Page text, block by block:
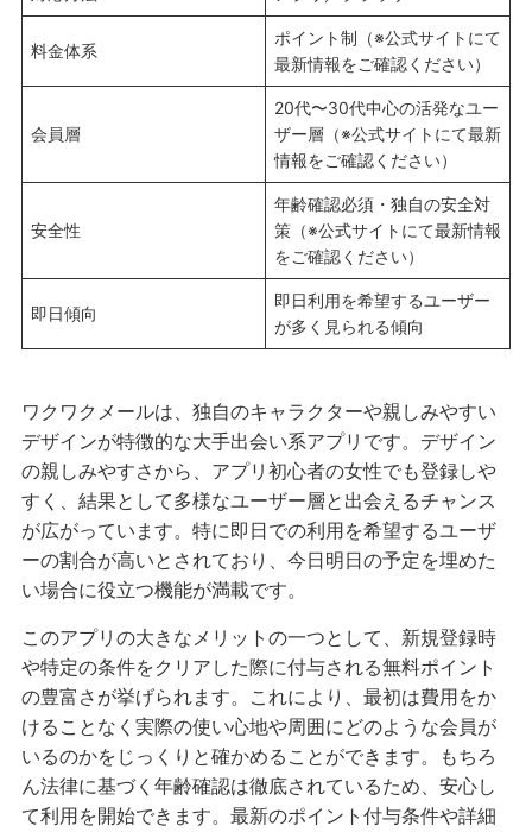
料金体系
ポイント制（※公式サイトにて
最新情報をご確認ください）
会員層
20代〜30代中心の活発なユー
ザー層（※公式サイトにて最新
情報をご確認ください）
安全性
年齢確認必須・独自の安全対
策（※公式サイトにて最新情報
をご確認ください）
即日傾向
即日利用を希望するユーザー
が多く見られる傾向
ワクワクメールは、独自のキャラクターや親しみやすい
デザインが特徴的な大手出会い系アプリです。デザイン
の親しみやすさから、アプリ初心者の女性でも登録しや
すく、結果として多様なユーザー層と出会えるチャンス
が広がっています。特に即日での利用を希望するユーザ
ーの割合が高いとされており、今日明日の予定を埋めた
い場合に役立つ機能が満載です。
このアプリの大きなメリットの一つとして、新規登録時
や特定の条件をクリアした際に付与される無料ポイント
の豊富さが挙げられます。これにより、最初は費用をか
けることなく実際の使い心地や周囲にどのような会員が
いるのかをじっくりと確かめることができます。もちろ
ん法律に基づく年齢確認は徹底されているため、安心し
て利用を開始できます。最新のポイント付与条件や詳細